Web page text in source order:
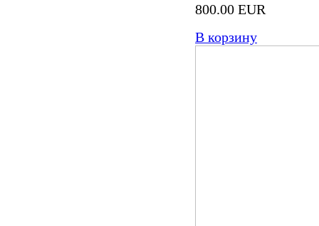
800.00 EUR
В корзину